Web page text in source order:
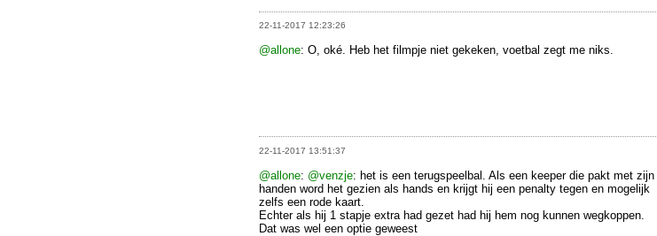
22-11-2017 12:23:26
@allone: O, oké. Heb het filmpje niet gekeken, voetbal zegt me niks.
22-11-2017 13:51:37
@allone: @venzje: het is een terugspeelbal. Als een keeper die pakt met zijn
handen word het gezien als hands en krijgt hij een penalty tegen en mogelijk
zelfs een rode kaart.
Echter als hij 1 stapje extra had gezet had hij hem nog kunnen wegkoppen.
Dat was wel een optie geweest